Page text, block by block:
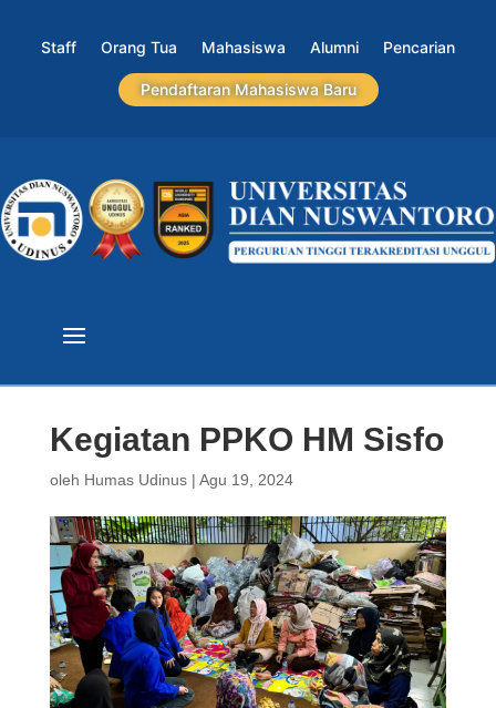
Staff Orang Tua Mahasiswa Alumni Pencarian
Pendaftaran Mahasiswa Baru
Kegiatan PPKO HM Sisfo
oleh Humas Udinus| Agu 19, 2024